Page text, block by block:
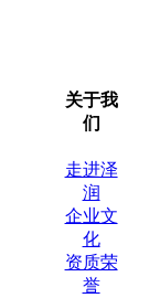
关于我
们
走进泽
润
企业文
化
资质荣
誉